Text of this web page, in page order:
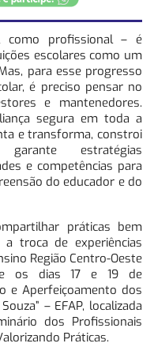
como profissional – é
escolares como um
para esse progresso
é preciso pensar no
e mantenedores.
segura em toda a
e transforma, constroi
garante estratégias
e competências para
do educador e do
práticas bem
troca de experiências
Região Centro-Oeste
os dias 17 e 19 de
e Aperfeiçoamento dos
– EFAP, localizada
dos Profissionais
Práticas.